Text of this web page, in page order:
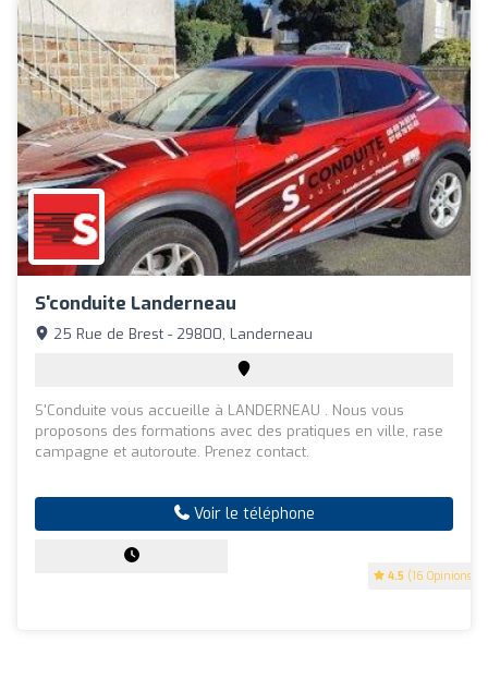
S'conduite Landerneau
4.5 (16 Opinions)
25 Rue de Brest - 29800, Landerneau
S'Conduite vous accueille à LANDERNEAU . Nous vous
proposons des formations avec des pratiques en ville, rase
campagne et autoroute. Prenez contact.
Voir le téléphone